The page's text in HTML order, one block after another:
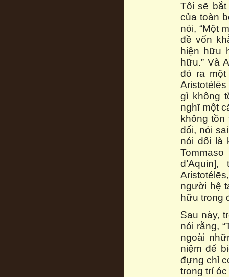
Tôi sẽ
của toàn
nói, “Một
đề vốn
hiện hữu
hữu.” Và
đó ra một
gì không
nghĩ một
không
dối, nói
nói dối là
Tommaso
người hệ
hữu trong
Sau này,
nói rằng,
ngoài
niệm để
đựng chỉ
trong trí